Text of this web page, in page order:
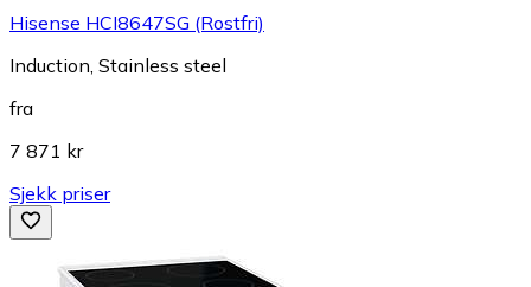
Hisense HCI8647SG (Rostfri)
Induction, Stainless steel
fra
7 871 kr
Sjekk priser